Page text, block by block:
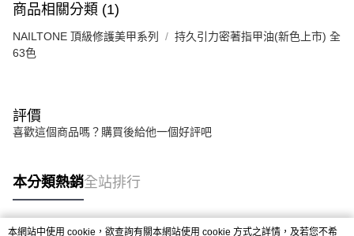
商品相關分類 (1)
NAILTONE 頂級修護美甲系列
持久引力密著指甲油(新色上市) 全
63色
評價
喜歡這個商品嗎？購買後給他一個好評吧
本分類熱銷全站排行
本網站中使用 cookie，欲查詢有關本網站使用 cookie 方式之詳情，及若您不希